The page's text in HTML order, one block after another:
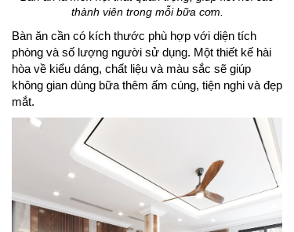
thành viên trong mỗi bữa cơm.
Bàn ăn cần có kích thước phù hợp với diện tích
phòng và số lượng người sử dụng. Một thiết kế hài
hòa về kiểu dáng, chất liệu và màu sắc sẽ giúp
không gian dùng bữa thêm ấm cúng, tiện nghi và đẹp
mắt.